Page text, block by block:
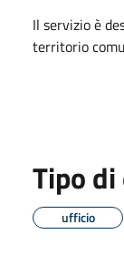
Il servizio è
territorio
Tipo
ufficio